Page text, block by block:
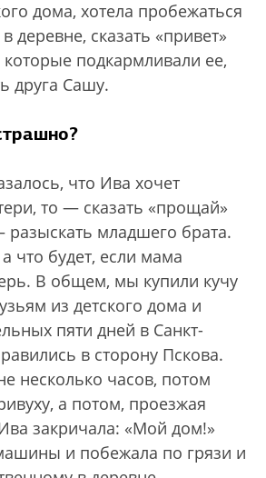
дома, хотела пробежаться
деревне, сказать «привет»
подкармливали ее,
друга Сашу.
что Ива хочет
то — сказать «прощай»
младшего брата.
что будет, если мама
В общем, мы купили кучу
из детского дома и
пяти дней в Санкт-
в сторону Пскова.
несколько часов, потом
а потом, проезжая
закричала: «Мой дом!»
и побежала по грязи и